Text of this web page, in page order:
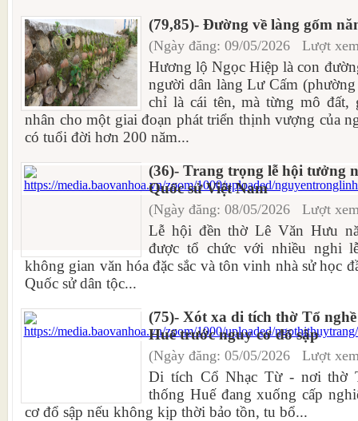
(79,85)- Đường về làng gốm
(Ngày đăng: 09/05/2026 Lượt
Hương lộ Ngọc Hiệp là con
người dân làng Lư Cấm
chỉ là cái tên, mà từng mô đất,
nhân cho một giai đoạn phát triển thịnh vượng của
có tuổi đời hơn 200 năm...
(36)- Trang trọng lễ hội tưởng
Quốc sử Việt Nam
(Ngày đăng: 08/05/2026 Lượt
Lễ hội đền thờ Lê Văn Hưu
được tổ chức với nhiều nghi
không gian văn hóa đặc sắc và tôn vinh nhà sử học
Quốc sử dân tộc...
(75)- Xót xa di tích thờ Tổ
Huế trước nguy cơ đổ sập
(Ngày đăng: 05/05/2026 Lượt
Di tích Cổ Nhạc Từ - nơi thờ
thống Huế đang xuống cấp
cơ đổ sập nếu không kịp thời bảo tồn, tu bổ...